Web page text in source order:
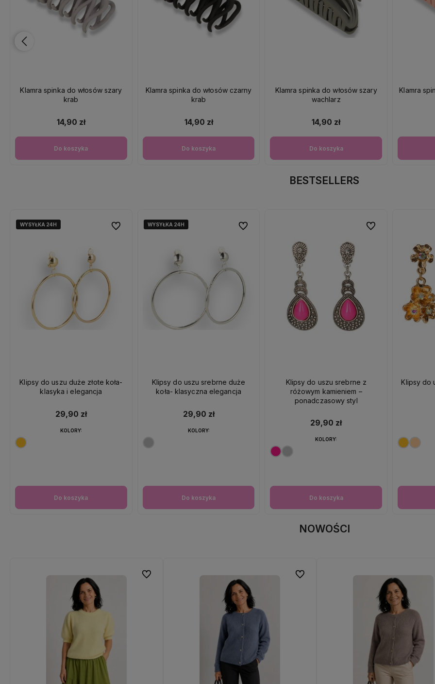
Klamra spinka do włosów szary
krab
14,90 zł
Do koszyka
Klamra spinka do włosów czarny
krab
14,90 zł
Do koszyka
Klamra spinka do włosów szary
wachlarz
14,90 zł
Do koszyka
Klamra
BESTSELLERS
WYSYŁKA 24H
WYSYŁKA 24H
Klipsy do uszu duże złote koła-
klasyka i elegancja
29,90 zł
Do koszyka
KOLORY:
Do ulubionychWYSYŁKA 24H
WYSYŁKA 24H
Klipsy do uszu srebrne duże
koła- klasyczna elegancja
29,90 zł
Do koszyka
KOLORY:
Do ulubionych
Klipsy do uszu srebrne z
różowym kamieniem –
ponadczasowy styl
29,90 zł
Do koszyka
KOLORY:
Do ulubionych
Klipsy do
NOWOŚCI
Do ulubionych Do ulubionych